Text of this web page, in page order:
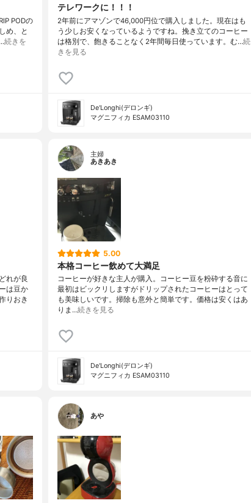
PODの
め、と
続きを
テレワークに！！！
2年前にアマゾンで46,000円位で購入しました。現在はも
う少しお安くなっているようですね。挽き立てのコーヒー
は格別で、飽きることなく2年間毎日使っています。む…続
きを見る
De'Longhi(デロンギ)
マグニフィカ ESAM03110
れが良
は豆か
りおき
主婦
あきあき
5.00
本格コーヒー飲めて大満足
コーヒーが好きな主人が購入。コーヒー豆を粉砕する音に
最初はビックリしますがドリップされたコーヒーはとって
も美味しいです。掃除も意外と簡単です。価格は安くはあ
りま…続きを見る
De'Longhi(デロンギ)
マグニフィカ ESAM03110
あや